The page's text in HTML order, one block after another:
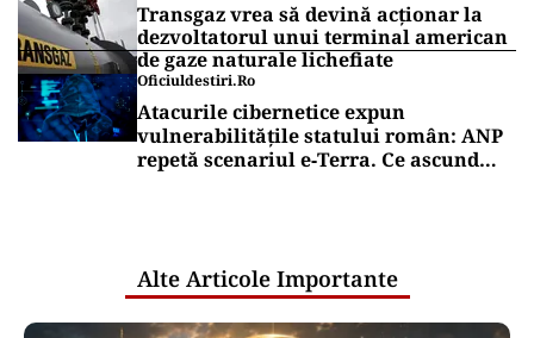
Transgaz vrea să devină acționar la
dezvoltatorul unui terminal american
de gaze naturale lichefiate
Oficiuldestiri.ro
Atacurile cibernetice expun
vulnerabilitățile statului român: ANP
repetă scenariul e‑Terra. Ce ascund
Alte Articole Importante